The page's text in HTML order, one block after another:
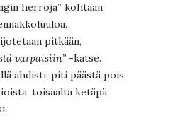
herroja” kohtaan
pitkään,
varpaisiin” -katse.
ahdisti, piti päästä pois
toisaalta ketäpä